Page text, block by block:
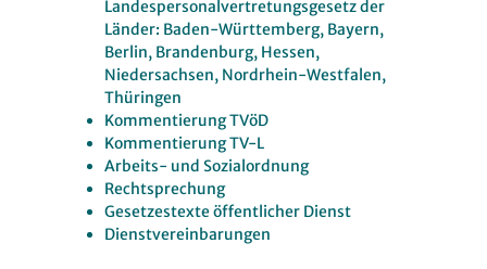
Landespersonalvertretungsgesetz der
Länder: Baden-Württemberg, Bayern,
Berlin, Brandenburg, Hessen,
Niedersachsen, Nordrhein-Westfalen,
Thüringen
Kommentierung TVöD
Kommentierung TV-L
Arbeits- und Sozialordnung
Rechtsprechung
Gesetzestexte öffentlicher Dienst
Dienstvereinbarungen